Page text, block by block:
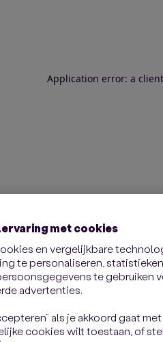
Application error: a
met cookies
en vergelijkbare
te personaliseren,
te gebruiken
advertenties.
als je akkoord gaat
cookies wilt toestaan, of